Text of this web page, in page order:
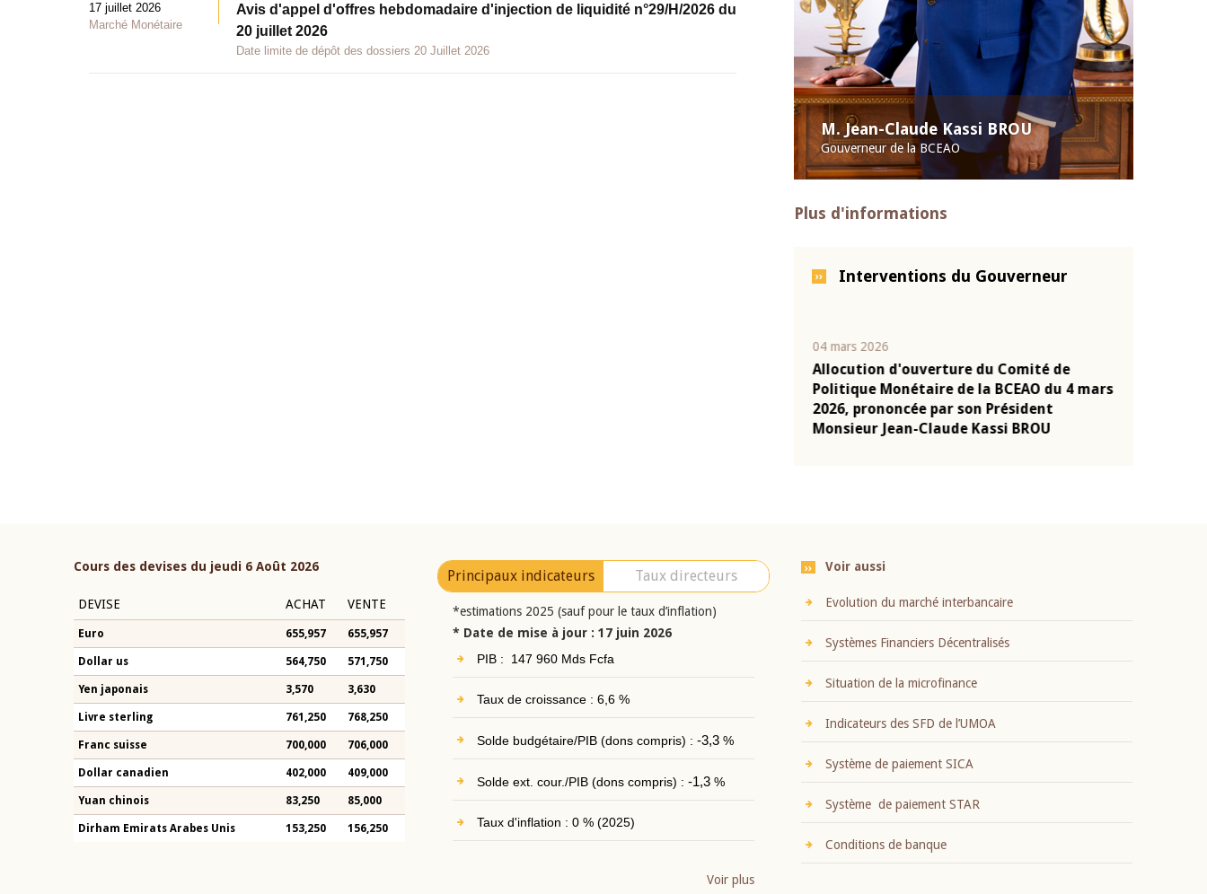
M. Jean-Claude Kassi BROU
Gouverneur de la BCEAO
Plus d'informations
Interventions du Gouverneur
04 mars 2026
Allocution d'ouverture du Comité de
Politique Monétaire de la BCEAO du 4 mars
2026, prononcée par son Président
Monsieur Jean-Claude Kassi BROU
17 juillet 2026
Marché Monétaire
Avis d'appel d'offres hebdomadaire d'injection de liquidité n°29/H/2026 du
20 juillet 2026
Date limite de dépôt des dossiers 20 Juillet 2026
Cours des devises du jeudi 6 Août 2026
DEVISE ACHAT VENTE
Euro 655,957 655,957
Dollar us 564,750 571,750
Yen japonais 3,570 3,630
Livre sterling 761,250 768,250
Franc suisse 700,000 706,000
Dollar canadien 402,000 409,000
Yuan chinois 83,250 85,000
Dirham Emirats Arabes Unis 153,250 156,250
Principaux indicateurs Taux directeurs
*estimations 2025 (sauf pour le taux d’inflation)
* Date de mise à jour : 17 juin 2026
PIB : 147 960 Mds Fcfa
Taux de croissance : 6,6 %
Solde budgétaire/PIB (dons compris) : -3,3%
Solde ext. cour./PIB (dons compris) : -1,3%
Taux d'inflation : 0 % (2025)
Voir plus
Voir aussi
Evolution du marché interbancaire
Systèmes Financiers Décentralisés
Situation de la microfinance
Indicateurs des SFD de l’UMOA
Système de paiement SICA
Système de paiement STAR
Conditions de banque